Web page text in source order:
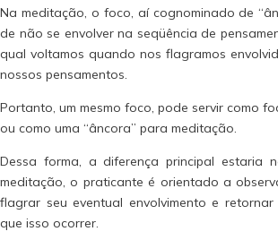
Na meditação, o foco, aí cognominado de
de não se envolver na seqüência de
qual voltamos quando nos flagramos
nossos pensamentos.
Portanto, um mesmo foco, pode servir como
ou como uma “âncora” para meditação.
Dessa forma, a diferença principal estaria
meditação, o praticante é orientado a
flagrar seu eventual envolvimento e retornar
que isso ocorrer.